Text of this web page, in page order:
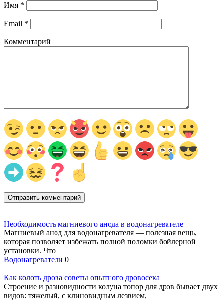
Имя *
Email *
Комментарий
Необходимость магниевого анода в водонагревателе
Магниевый анод для водонагревателя — полезная вещь,
которая позволяет избежать полной поломки бойлерной
установки. Что
Водонагреватели 0
Как колоть дрова советы опытного дровосека
Строение и разновидности колуна топор для дров бывает двух
видов: тяжелый, с клиновидным лезвием,